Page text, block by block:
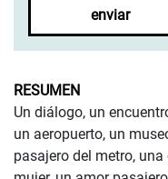
enviar
RESUMEN
Un diálogo, un
un aeropuerto, un
pasajero del metro,